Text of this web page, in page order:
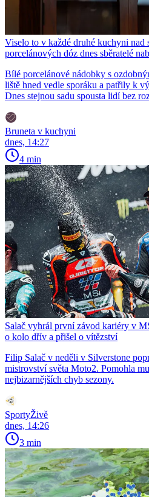
Viselo to v každé druhé kuchyni nad
porcelánových dóz dnes sběratelé
Bílé porcelánové nádobky s
liště hned vedle sporáku a patřily k
Dnes stejnou sadu spousta lidí bez
Bruneta v kuchyni
dnes, 14:27
4 min
Salač vyhrál první závod kariéry v
o kolo dřív a přišel o vítězství
Filip Salač v neděli v Silverstone
mistrovství světa Moto2. Pomohla
nejbizarnějších chyb sezony.
SportyŽivě
dnes, 14:26
3 min